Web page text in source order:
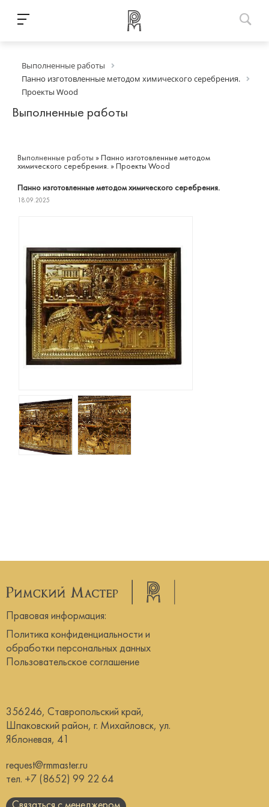
Выполненные работы
Панно изготовленные методом химического серебрения.
Проекты Wood
Выполненные работы
Выполненные работы » Панно изготовленные методом
химического серебрения. » Проекты Wood
Панно изготовленные методом химического серебрения.
18.09.2025
Правовая информация:
Политика конфиденциальности и
обработки персональных данных
Пользовательское соглашение
356246, Ставропольский край,
Шпаковский район, г. Михайловск, ул.
Яблоневая, 41
request@rmmaster.ru
тел. +7 (8652) 99 22 64